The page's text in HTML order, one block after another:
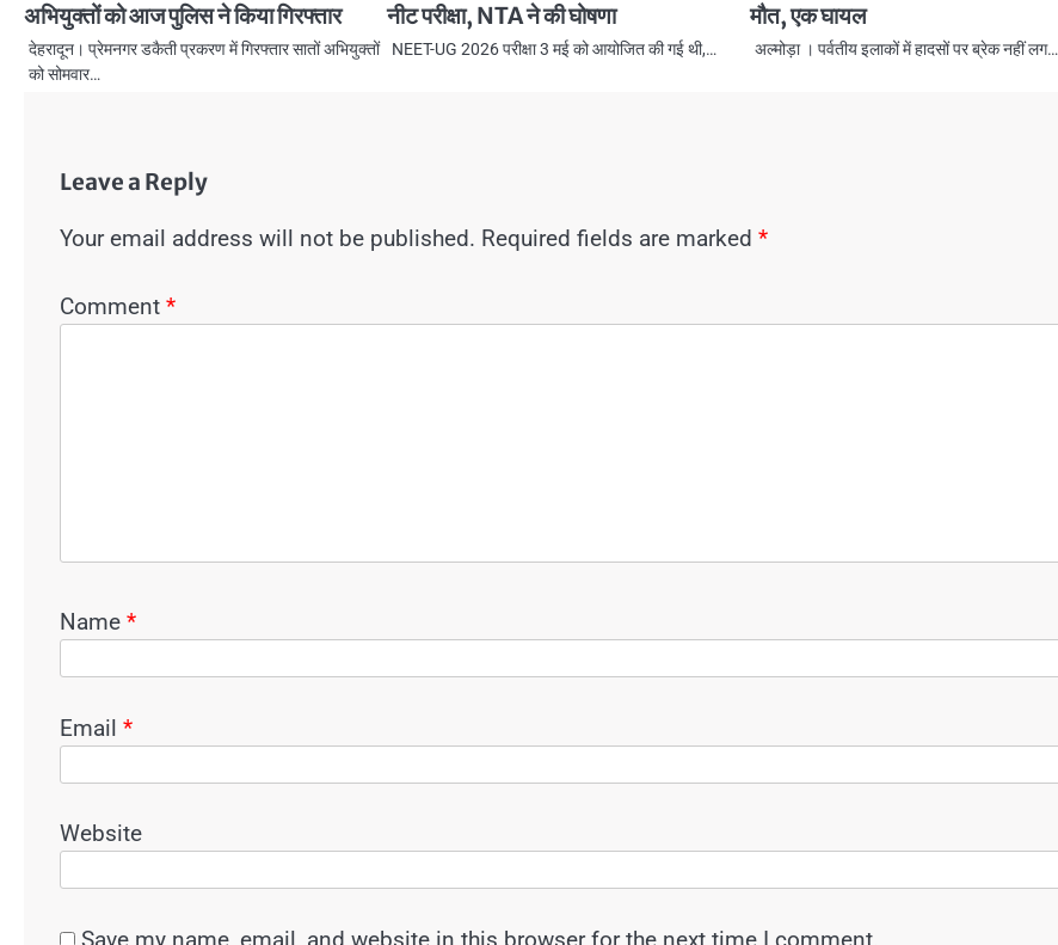
अभियुक्तों को आज पुलिस ने किया गिरफ्तार
देहरादून। प्रेमनगर डकैती प्रकरण में गिरफ्तार सातों अभियुक्तों
को सोमवार…
नीट परीक्षा, NTA ने की घोषणा
NEET-UG 2026 परीक्षा 3 मई को आयोजित की गई थी,…
मौत, एक घायल
अल्मोड़ा । पर्वतीय इलाकों में हादसों पर ब्रेक नहीं लग…
Leave a Reply
Your email address will not be published. Required fields are marked *
Comment *
Name *
Email *
Website